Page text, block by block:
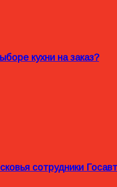
кухни на заказ?
сотрудники